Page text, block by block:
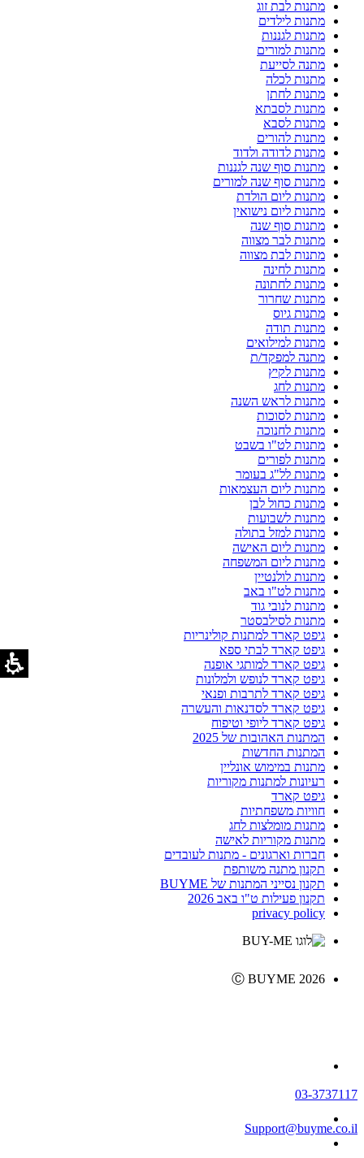
מתנות לבת זוג
מתנות לילדים
מתנות לגננות
מתנות למורים
מתנה לסייעת
מתנות לכלה
מתנות לחתן
מתנות לסבתא
מתנות לסבא
מתנות להורים
מתנות לדודה ולדוד
מתנות סוף שנה לגננות
מתנות סוף שנה למורים
מתנות ליום הולדת
מתנות ליום נישואין
מתנות סוף שנה
מתנות לבר מצווה
מתנות לבת מצווה
מתנות לחינה
מתנות לחתונה
מתנות שחרור
מתנות גיוס
מתנות תודה
מתנות למילואים
מתנה למפקד/ת
מתנות לקיץ
מתנות לחג
מתנות לראש השנה
מתנות לסוכות
מתנות לחנוכה
מתנות לט"ו בשבט
מתנות לפורים
מתנות לל"ג בעומר
מתנות ליום העצמאות
מתנות כחול לבן
מתנות לשבועות
מתנות למזל בתולה
מתנות ליום האישה
מתנות ליום המשפחה
מתנות לולנטיין
מתנות לט"ו באב
מתנות לנובי גוד
מתנות לסילבסטר
גיפט קארד למתנות קולינריות
גיפט קארד לבתי ספא
גיפט קארד למותגי אופנה
גיפט קארד לנופש ולמלונות
גיפט קארד לתרבות ופנאי
גיפט קארד לסדנאות והעשרה
גיפט קארד ליופי וטיפוח
המתנות האהובות של 2025
המתנות החדשות
מתנות במימוש אונליין
רעיונות למתנות מקוריות
גיפט קארד
חוויות משפחתיות
מתנות מומלצות לחג
מתנות מקוריות לאישה
חברות וארגונים - מתנות לעובדים
תקנון מתנה משותפת
תקנון נסייני המתנות של BUYME
תקנון פעילות ט"ו באב 2026
privacy policy
Ⓒ BUYME 2026
03-3737117
Support@buyme.co.il